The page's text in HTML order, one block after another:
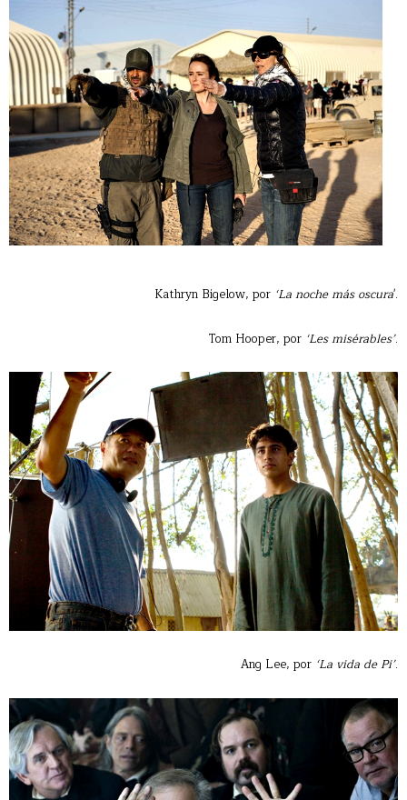
Kathryn Bigelow, por ‘La noche más oscura'.
Tom Hooper, por ‘Les misérables’.
Ang Lee, por ‘La vida de Pi’.